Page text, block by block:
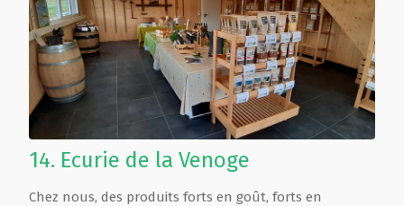
14. Ecurie de la Venoge
Chez nous, des produits forts en goût, forts en